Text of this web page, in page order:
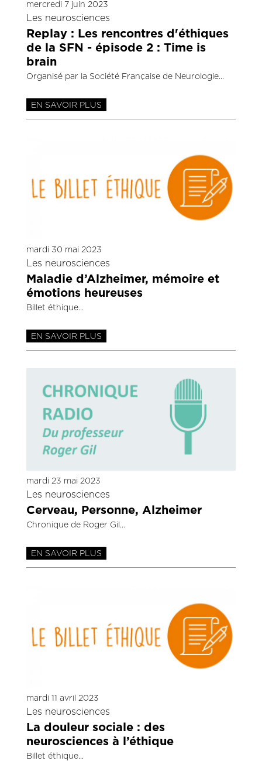
mercredi 7 juin 2023
Les neurosciences
Replay : Les rencontres d'éthiques
de la SFN - épisode 2 : Time is
brain
Organisé par la Société Française de Neurologie
EN SAVOIR PLUS
mardi 30 mai 2023
Les neurosciences
Maladie d’Alzheimer, mémoire et
émotions heureuses
Billet éthique
EN SAVOIR PLUS
mardi 23 mai 2023
Les neurosciences
Cerveau, Personne, Alzheimer
Chronique de Roger Gil
EN SAVOIR PLUS
mardi 11 avril 2023
Les neurosciences
La douleur sociale : des
neurosciences à l’éthique
Billet éthique